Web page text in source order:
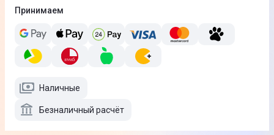
Принимаем
Наличные
Безналичный расчёт